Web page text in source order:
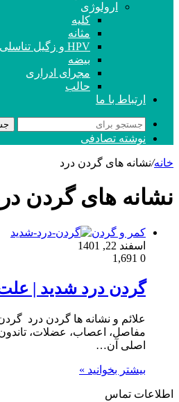
ارولوژی
کلیه
مثانه
HPV و زگیل تناسلی
بیضه
مجرای ادراری
حالب
ارتباط با ما
نوشته تصادفی
خانه/نشانه های گردن درد
نشانه های گردن
کمر و گردن
اسفند 22, 1401
0
گردن درد شدید | علت
علائم و نشانه ها گردن درد
مفاصل، اعصاب، عضلات،
اصلی آن…
بیشتر بخوانید »
اطلاعات تماس